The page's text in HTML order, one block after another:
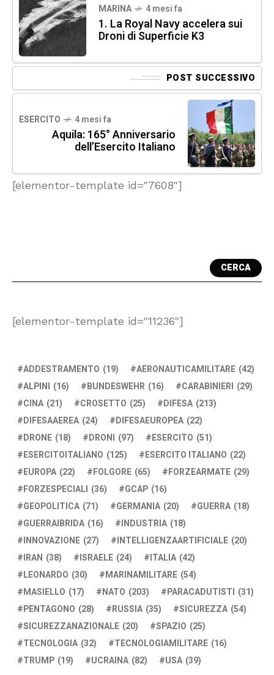
MARINA 4 mesi fa
1. La Royal Navy accelera sui
Droni di Superficie K3
POST SUCCESSIVO
ESERCITO 4 mesi fa
Aquila: 165° Anniversario
dell’Esercito Italiano
[elementor-template id="7608"]
CERCA
[elementor-template id="11236"]
ADDESTRAMENTO (19) AERONAUTICAMILITARE (42)
ALPINI (16) BUNDESWEHR (16) CARABINIERI (29)
CINA (21) CROSETTO (25) DIFESA (213)
DIFESAAEREA (24) DIFESAEUROPEA (22)
DRONE (18) DRONI (97) ESERCITO (51)
ESERCITOITALIANO (125) ESERCITO ITALIANO (22)
EUROPA (22) FOLGORE (65) FORZEARMATE (29)
FORZESPECIALI (36) GCAP (16)
GEOPOLITICA (71) GERMANIA (20) GUERRA (18)
GUERRAIBRIDA (16) INDUSTRIA (18)
INNOVAZIONE (27) INTELLIGENZAARTIFICIALE (20)
IRAN (38) ISRAELE (24) ITALIA (42)
LEONARDO (30) MARINAMILITARE (54)
MASIELLO (17) NATO (203) PARACADUTISTI (31)
PENTAGONO (28) RUSSIA (35) SICUREZZA (54)
SICUREZZANAZIONALE (20) SPAZIO (25)
TECNOLOGIA (32) TECNOLOGIAMILITARE (16)
TRUMP (19) UCRAINA (82) USA (39)